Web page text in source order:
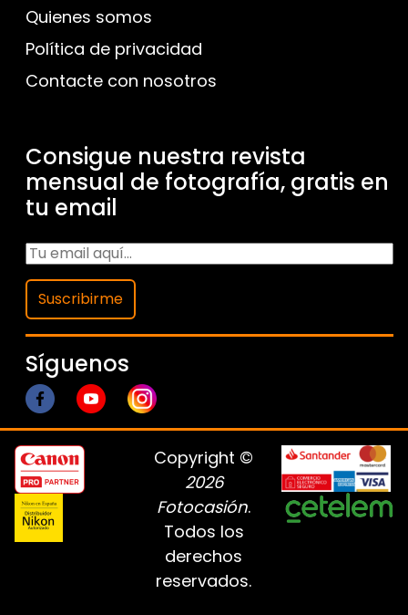
Quienes somos
Política de privacidad
Contacte con nosotros
Consigue nuestra revista
mensual de fotografía, gratis en
tu email
Suscribirme
Síguenos
Copyright ©
2026
Fotocasión.
Todos los
derechos
reservados.